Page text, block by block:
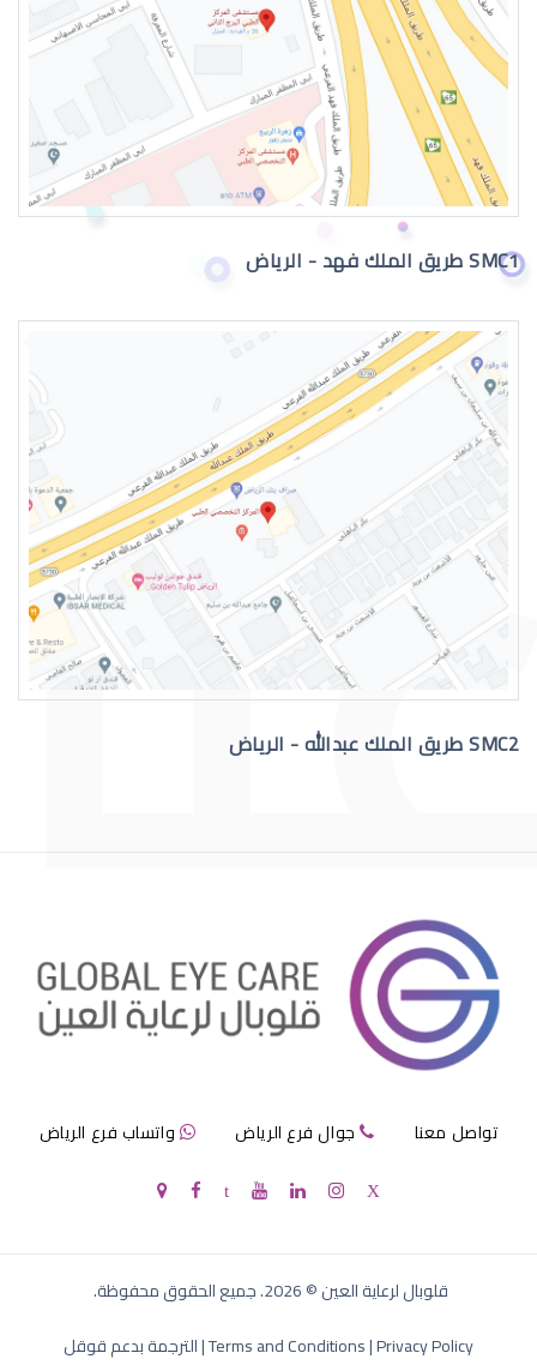
جفاف عين الاطفال
جفاف عين الطفل
جفاف حول العين للاطفال
جفاف حاد بالعين
SMC1 طريق الملك فهد - الرياض
SMC2 طريق الملك عبدالله - الرياض
تواصل معنا جوال فرع الرياض واتساب فرع الرياض
قلوبال لرعاية العين©
2026. جميع الحقوق محفوظة.
Terms and Conditions|Privacy Policy
|الترجمة بدعم قوقل